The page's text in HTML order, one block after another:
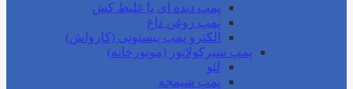
پمپ دنده ای یا غلیظ کش
پمپ روغن داغ
الکترو پمپ پیستونی (کارواش)
پمپ سیرکولاتور (موتورخانه)
لئو
پمپ شیمجه